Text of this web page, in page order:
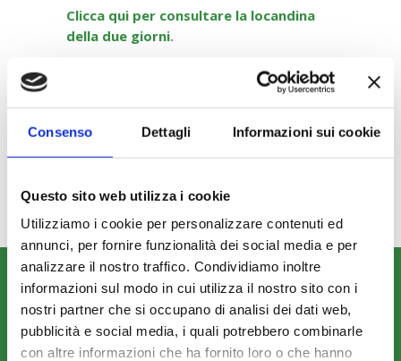
Consenso Dettagli Informazioni sui cookie
Questo sito web utilizza i cookie
Utilizziamo i cookie per personalizzare contenuti ed
annunci, per fornire funzionalità dei social media e per
analizzare il nostro traffico. Condividiamo inoltre
informazioni sul modo in cui utilizza il nostro sito con i
nostri partner che si occupano di analisi dei dati web,
pubblicità e social media, i quali potrebbero combinarle
con altre informazioni che ha fornito loro o che hanno
Clicca qui per consultare la locandina
della due giorni.
anteprima. Seguici
suLinkedin,Facebook, XeYouTube!
CHI SIAMO
Fondo FonARCom
Le Parti Sociali